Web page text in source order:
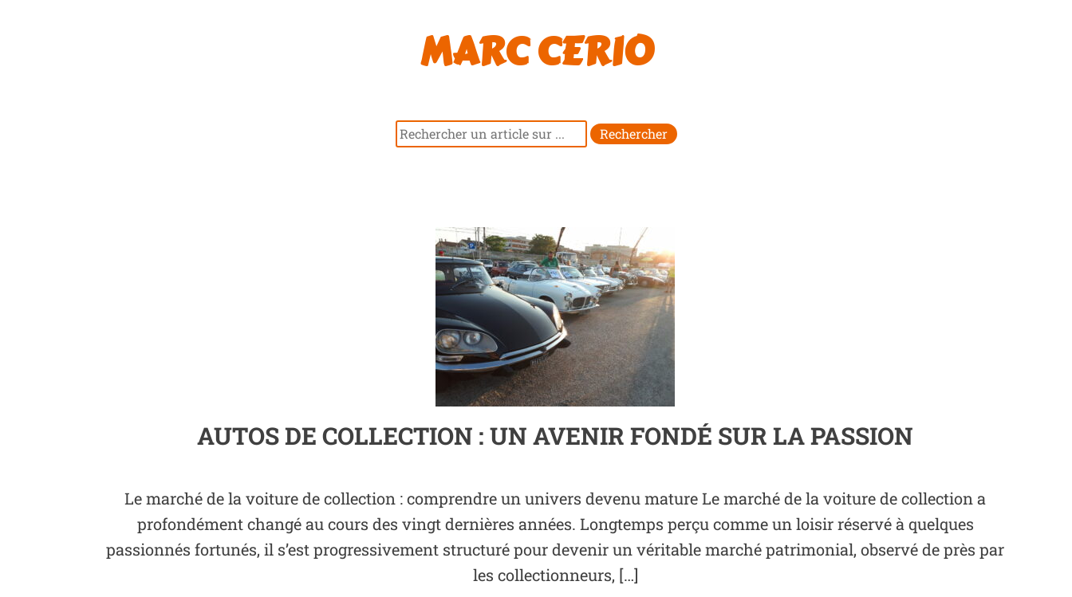
MARC CERIO
Rechercher
AUTOS DE COLLECTION : UN AVENIR FONDÉ SUR LA PASSION
Le marché de la voiture de collection : comprendre un univers devenu mature Le marché de la voiture de collection a
profondément changé au cours des vingt dernières années. Longtemps perçu comme un loisir réservé à quelques
passionnés fortunés, il s’est progressivement structuré pour devenir un véritable marché patrimonial, observé de près par
les collectionneurs, […]